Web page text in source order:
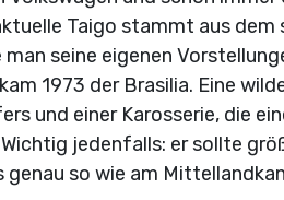
Taigo stammt aus dem
seine eigenen
1973 der Brasilia. Eine
und einer Karosserie, die
jedenfalls: er sollte
genau so wie am